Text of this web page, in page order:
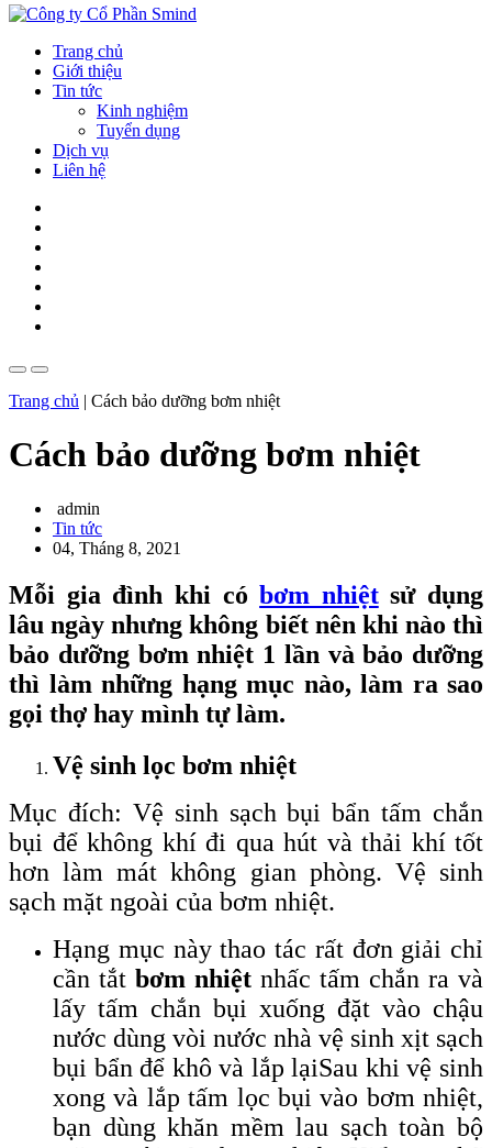
Trang chủ
Giới thiệu
Tin tức
Kinh nghiệm
Tuyển dụng
Dịch vụ
Liên hệ
Trang chủ | Cách bảo dưỡng bơm nhiệt
Cách bảo dưỡng bơm nhiệt
admin
Tin tức
04, Tháng 8, 2021
Mỗi gia đình khi cóbơm nhiệtsử dụng
lâu ngày nhưng không biết nên khi nào thì
bảo dưỡng bơm nhiệt 1 lần và bảo dưỡng
thì làm những hạng mục nào, làm ra sao
gọi thợ hay mình tự làm.
Vệ sinh lọc bơm nhiệt
Mục đích: Vệ sinh sạch bụi bẩn tấm chắn
bụi để không khí đi qua hút và thải khí tốt
hơn làm mát không gian phòng. Vệ sinh
sạch mặt ngoài của bơm nhiệt.
Hạng mục này thao tác rất đơn giải chỉ
cần tắt bơm nhiệt nhấc tấm chắn ra và
lấy tấm chắn bụi xuống đặt vào chậu
nước dùng vòi nước nhà vệ sinh xịt sạch
bụi bẩn để khô và lắp lạiSau khi vệ sinh
xong và lắp tấm lọc bụi vào bơm nhiệt,
bạn dùng khăn mềm lau sạch toàn bộ